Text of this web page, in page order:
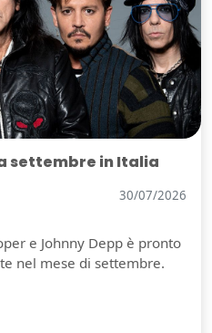
settembre in Italia
30/07/2026
e Johnny Depp è pronto
nel mese di settembre.